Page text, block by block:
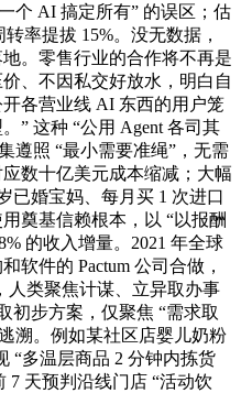
个 AI 搞定所有” 的误区；估
率提拔 15%。没无数据，
。零售行业的合作将不再是
、不因私交好放水，明白自
各营业线 AI 东西的用户笼
” 这种 “公用 Agent 各司其
遵照 “最小需要准绳”，无需
数十亿美元成本缩减；大幅
已婚宝妈、每月买 1 次进口
奠基信赖根本，以 “以报酬
的收入增量。2021 年全球
软件的 Pactum 公司合做，
人类聚焦计谋、立异取办事
初步方案，仅聚焦 “需求取
溯。例如某社区店婴儿奶粉
“多温层商品 2 分钟内拣货
7 天预判沿线门店 “活动饮